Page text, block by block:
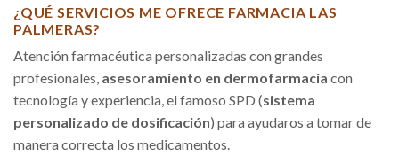
¿QUÉ SERVICIOS ME OFRECE FARMACIA LAS
PALMERAS?
Atención farmacéutica personalizadas con grandes
profesionales, asesoramiento en dermofarmacia con
tecnología y experiencia, el famoso SPD (sistema
personalizado de dosificación) para ayudaros a tomar de
manera correcta los medicamentos.